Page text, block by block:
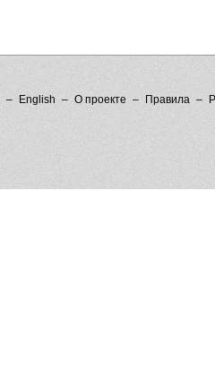
English О проекте Правила